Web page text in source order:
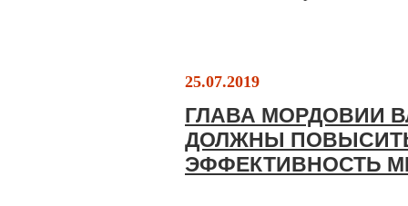
25.07.2019
ГЛАВА МОРДОВИИ
ДОЛЖНЫ
ЭФФЕКТИВНОСТЬ